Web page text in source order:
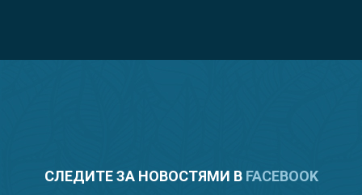
СЛЕДИТЕ ЗА НОВОСТЯМИ В FACEBOOK